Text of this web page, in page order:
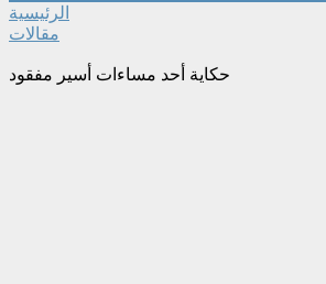
الرئيسية
مقالات
حكاية أحد مساءات أسير مفقود